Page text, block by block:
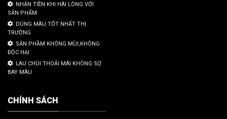
NHẬN TIỀN KHI HÀI LÒNG VỚI
SẢN PHẨM
DÙNG MÀU TỐT NHẤT THỊ
TRƯỜNG
SẢN PHẦM KHÔNG MÙI,KHÔNG
ĐỘC HẠI
LAU CHÙI THOẢI MÁI KHÔNG SỢ
BAY MÀU
CHÍNH SÁCH